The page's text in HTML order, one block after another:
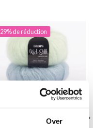
Over
29% de réduction